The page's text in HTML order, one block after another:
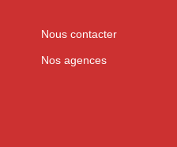
Nous contacter
Nos agences